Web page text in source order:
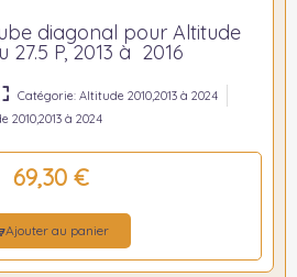
diagonal pour Altitude
27.5 P, 2013 à 2016
Catégorie: Altitude 2010,2013 à 2024
2010,2013 à 2024
69,30 €
Ajouter au panier